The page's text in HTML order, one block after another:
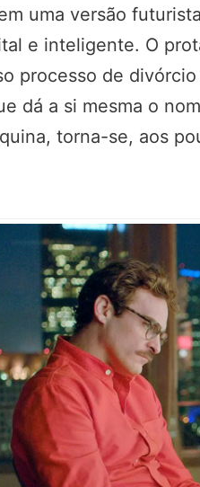
uma versão
e inteligente. O
processo de
dá a si mesma o
torna-se, aos